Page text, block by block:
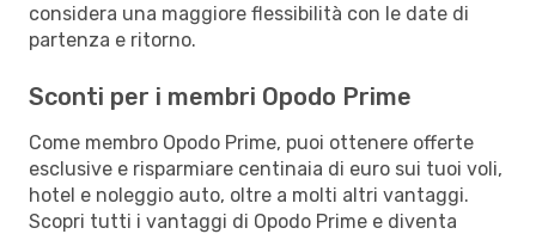
considera una maggiore flessibilità con le date di
partenza e ritorno.
Sconti per i membri Opodo Prime
Come membro Opodo Prime, puoi ottenere offerte
esclusive e risparmiare centinaia di euro sui tuoi voli,
hotel e noleggio auto, oltre a molti altri vantaggi.
Scopri tutti i vantaggi di Opodo Prime e diventa